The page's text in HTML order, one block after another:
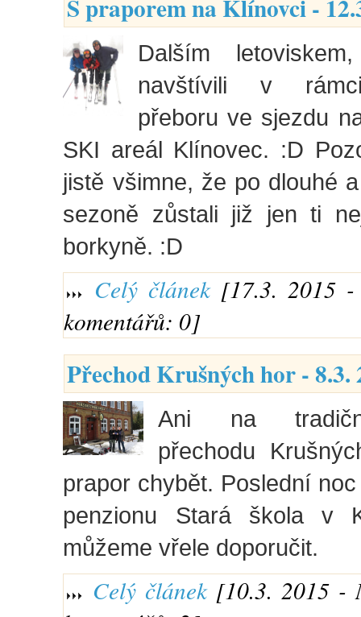
S praporem na Klínovci -
Dalším
navštívili v
přeboru ve sjezdu
SKI areál Klínovec. :D
jistě všimne, že po dlouhé
sezoně zůstali již jen ti
borkyně. :D
Celý článek[17.3. 2015 -
komentářů: 0]
Přechod Krušných hor - 8.3.
Ani na
přechodu
prapor chybět. Poslední
penzionu Stará škola v
můžeme vřele doporučit.
Celý článek[10.3. 2015 -